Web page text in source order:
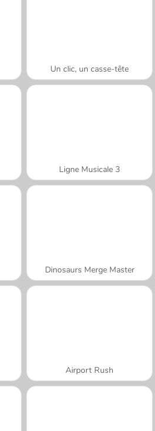
Un clic, un casse-tête
Ligne Musicale 3
Dinosaurs Merge Master
Airport Rush